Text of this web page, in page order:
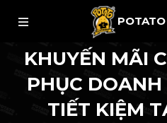
KHUYẾN MÃI
PHỤC DOANH
TIẾT KIỆM